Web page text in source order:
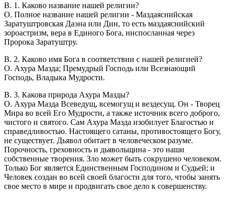
В. 1. Каково название нашей религии?
O. Полное название нашей религии - Маздаяснийская
Заратуштровская Даэна или Дин, то есть маздаяснийский
зороастризм, вера в Единого Бога, ниспосланная через
Пророка Заратуштру.
В. 2. Каково имя Бога в соответствии с нашей религией?
О. Ахура Мазда; Премудрый Господь или Всезнающий
Господь, Владыка Мудрости.
В. 3. Какова природа Ахура Мазды?
О. Ахура Мазда Всеведущ, всемогущ и вездесущ. Он - Творец
Мира во всей Его Мудрости, а также источник всего доброго,
чистого и святого. Сам Ахура Мазда изобилует Благостью и
справедливостью. Настоящего сатаны, противостоящего Богу,
не существует. Дьявол обитает в человеческом разуме.
Порочность, греховность и дьявольщина - это наши
собственные творения. Зло может быть сокрушено человеком.
Только Бог является Единственным Господином и Судьей; и
Человек создан во всей своей благости для того, чтобы занять
свое место в мире и продвигать свое дело к совершенству.